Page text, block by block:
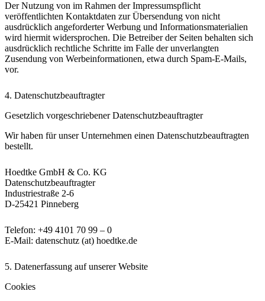
Der Nutzung von im Rahmen der Impressumspflicht
veröffentlichten Kontaktdaten zur Übersendung von nicht
ausdrücklich angeforderter Werbung und Informationsmaterialien
wird hiermit widersprochen. Die Betreiber der Seiten behalten sich
ausdrücklich rechtliche Schritte im Falle der unverlangten
Zusendung von Werbeinformationen, etwa durch Spam-E-Mails,
vor.
4. Datenschutzbeauftragter
Gesetzlich vorgeschriebener Datenschutzbeauftragter
Wir haben für unser Unternehmen einen Datenschutzbeauftragten
bestellt.
Hoedtke GmbH & Co. KG
Datenschutzbeauftragter
Industriestraße 2-6
D-25421 Pinneberg
Telefon: +49 4101 70 99 – 0
E-Mail: datenschutz (at) hoedtke.de
5. Datenerfassung auf unserer Website
Cookies